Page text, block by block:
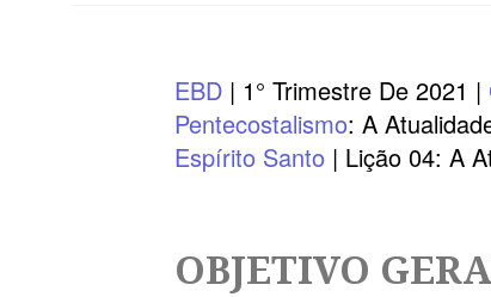
EBD | 1° Trimestre De 2021 |
Pentecostalismo: A
Espírito Santo | Lição 04: A
OBJETIVO